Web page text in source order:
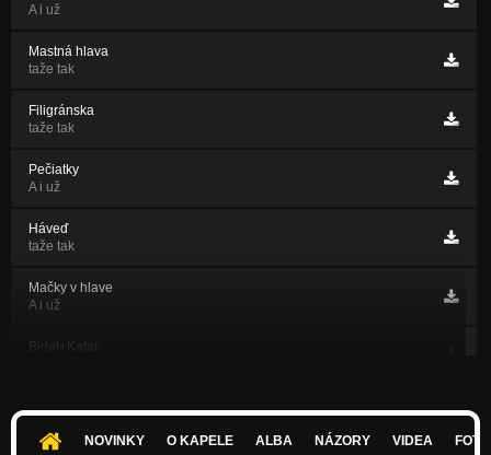
A i už
Mastná hlava
taže tak
Filigránska
taže tak
Pečiatky
A i už
Háveď
taže tak
Mačky v hlave
A i už
Bidet+Katar
NOVINKY O KAPELE ALBA NÁZORY VIDEA